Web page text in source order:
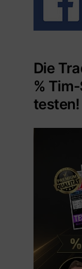
Die
%
testen!